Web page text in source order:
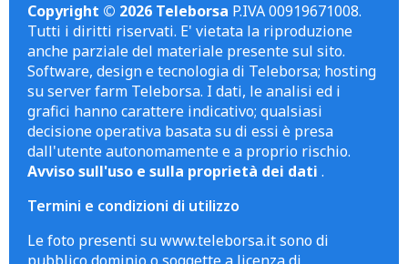
Copyright © 2026 Teleborsa P.IVA 00919671008.
Tutti i diritti riservati. E' vietata la riproduzione
anche parziale del materiale presente sul sito.
Software, design e tecnologia di Teleborsa; hosting
su server farm Teleborsa. I dati, le analisi ed i
grafici hanno carattere indicativo; qualsiasi
decisione operativa basata su di essi è presa
dall'utente autonomamente e a proprio rischio.
Avviso sull'uso e sulla proprietà dei dati .
Termini e condizioni di utilizzo
Le foto presenti su www.teleborsa.it sono di